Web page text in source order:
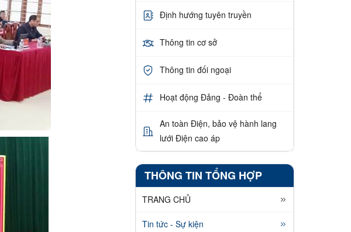
Định hướng tuyên truyền
Thông tin cơ sở
Thông tin đối ngoại
Hoạt động Đảng - Đoàn thể
An toàn Điện, bảo vệ hành lang
lưới Điện cao áp
THÔNG TIN TỔNG HỢP
TRANG CHỦ
Tin tức - Sự kiện